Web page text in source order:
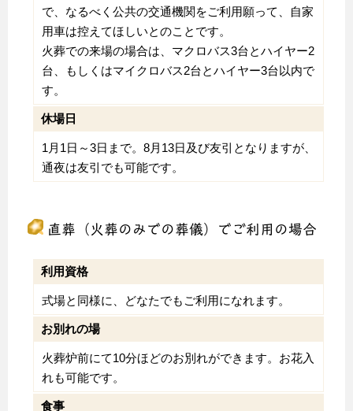
で、なるべく公共の交通機関をご利用願って、自家
用車は控えてほしいとのことです。
火葬での来場の場合は、マクロバス3台とハイヤー2
台、もしくはマイクロバス2台とハイヤー3台以内で
す。
休場日
1月1日～3日まで。8月13日及び友引となりますが、
通夜は友引でも可能です。
直葬（火葬のみでの葬儀）でご利用の場合
利用資格
式場と同様に、どなたでもご利用になれます。
お別れの場
火葬炉前にて10分ほどのお別れができます。お花入
れも可能です。
食事